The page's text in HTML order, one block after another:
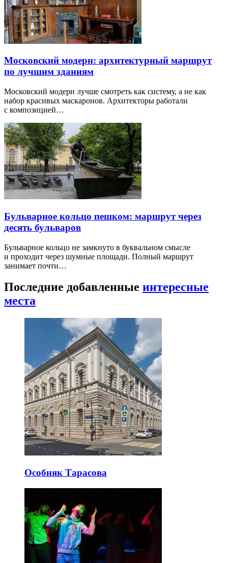
Московский модерн: архитектурный маршрут
по лучшим зданиям
Московский модерн лучше смотреть как систему, а не как
набор красивых маскаронов. Архитекторы работали
с композицией…
Бульварное кольцо пешком: маршрут через
десять бульваров
Бульварное кольцо не замкнуто в буквальном смысле
и проходит через шумные площади. Полный маршрут
занимает почти…
Последние добавленные интересные
места
Особняк Тарасова